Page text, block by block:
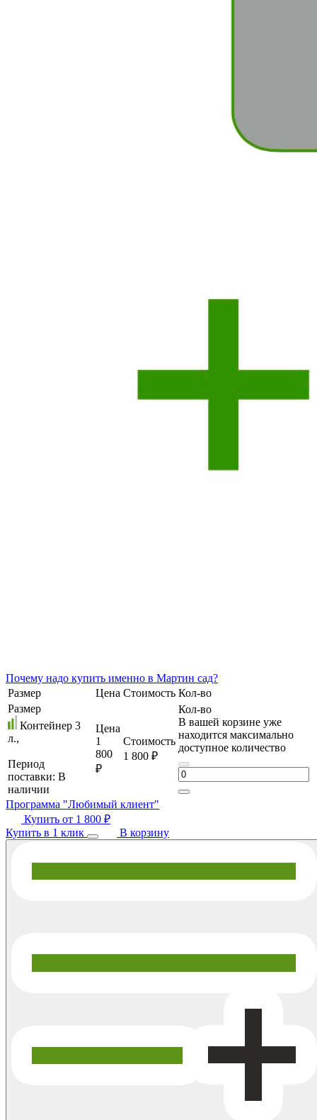
Почему надо купить именно в Мартин сад?
Размер
Цена Стоимость Кол-во
Размер
Контейнер 3
л.,
Период
поставки: В
наличии
Цена
1
800
₽
Стоимость
1 800 ₽
Кол-во
В вашей корзине уже
находится максимально
доступное количество
Программа "Любимый клиент"
Купить от 1 800 ₽
Купить в 1 клик
В корзину